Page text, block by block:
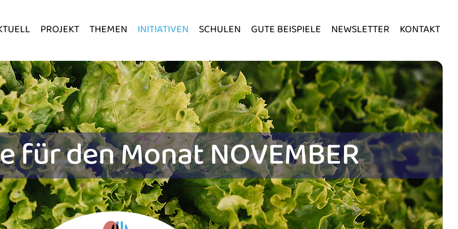
PROJEKT THEMEN INITIATIVEN SCHULEN GUTE BEISPIELE NEWSLETTER KONTAKT
für den Monat NOVEMBER